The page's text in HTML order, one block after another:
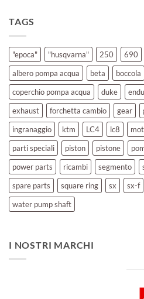
TAGS
"epoca" "husqvarna" 250 690
albero pompa acqua
beta boccola
coperchio pompa acqua
duke
exhaust
forchetta cambio gear
ingranaggio
ktm LC4 lc8
parti speciali
piston pistone
power parts
ricambi segmento
spare parts
square ring sx sx-f
water pump shaft
I NOSTRI MARCHI